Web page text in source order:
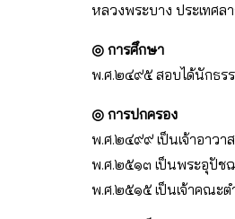
หลวงพระบาง ประเทศล
◎ การศึกษา
พ.ศ.๒๔๙๕ สอบได้นักธร
◎ การปกครอง
พ.ศ.๒๔๙๙ เป็นเจ้าอาวา
พ.ศ.๒๕๑๓ เป็นพระอุปัช
พ.ศ.๒๕๑๕ เป็นเจ้าคณะ